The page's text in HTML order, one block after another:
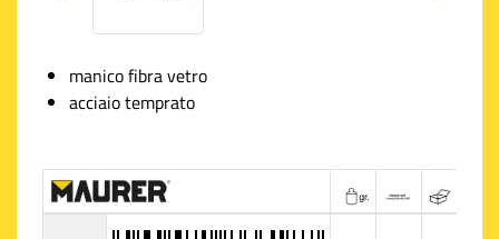
manico fibra vetro
acciaio temprato